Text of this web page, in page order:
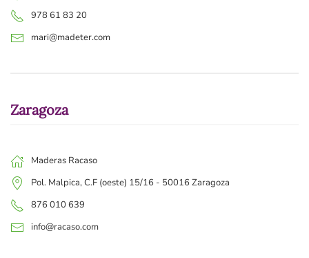
978 61 83 20
mari@madeter.com
Zaragoza
Maderas Racaso
Pol. Malpica, C.F (oeste) 15/16 - 50016 Zaragoza
876 010 639
info@racaso.com